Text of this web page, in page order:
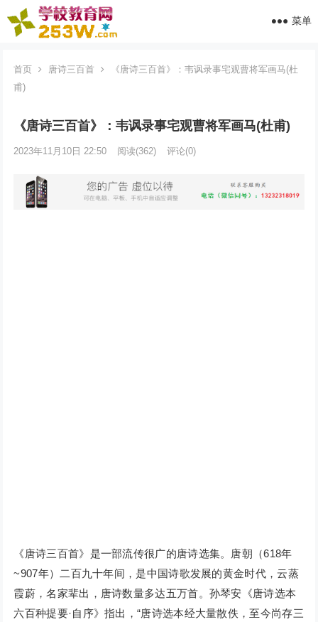
菜单
首页 唐诗三百首
《唐诗三百首》：韦讽录事宅观曹将军画马(杜
甫)
《唐诗三百首》：韦讽录事宅观曹将军画马(杜甫)
2023年11月10日 22:50 阅读(362) 评论(0)
《唐诗三百首》是一部流传很广的唐诗选集。唐朝（618年
~907年）二百九十年间，是中国诗歌发展的黄金时代，云蒸
霞蔚，名家辈出，唐诗数量多达五万首。孙琴安《唐诗选本
六百种提要·自序》指出，“唐诗选本经大量散佚，至今尚存三